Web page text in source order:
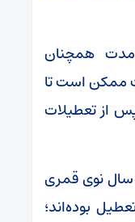
همچنان
ممکن است تا
از تعطیلات
سال نوی قمری
تا ۲۳ فوریه تعطیل بوده‌اند؛